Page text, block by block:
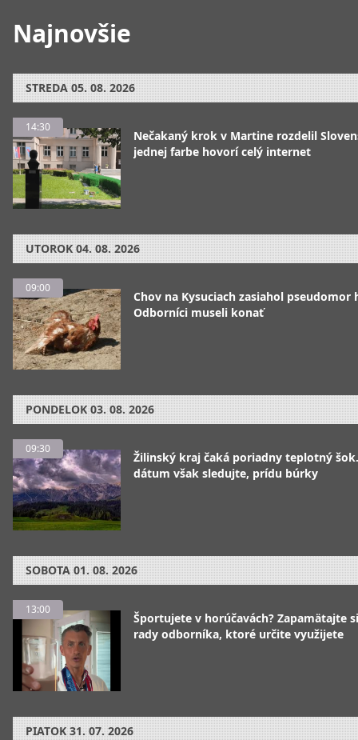
Najnovšie
STREDA 05. 08. 2026
14:30
Nečakaný krok v Martine rozdelil
jednej farbe hovorí celý internet
UTOROK 04. 08. 2026
09:00
Chov na Kysuciach zasiahol pseudomor
Odborníci museli konať
PONDELOK 03. 08. 2026
09:30
Žilinský kraj čaká poriadny teplotný
dátum však sledujte, prídu búrky
SOBOTA 01. 08. 2026
13:00
Športujete v horúčavách? Zapamätajte
rady odborníka, ktoré určite využijete
PIATOK 31. 07. 2026